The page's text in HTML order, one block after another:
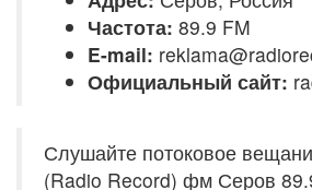
Частота: 89.9 FM
E-mail:
Официальный сайт:
Слушайте потоковое
(Radio Record) фм Серов